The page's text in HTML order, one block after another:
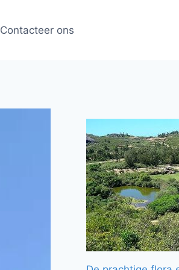
Contacteer ons